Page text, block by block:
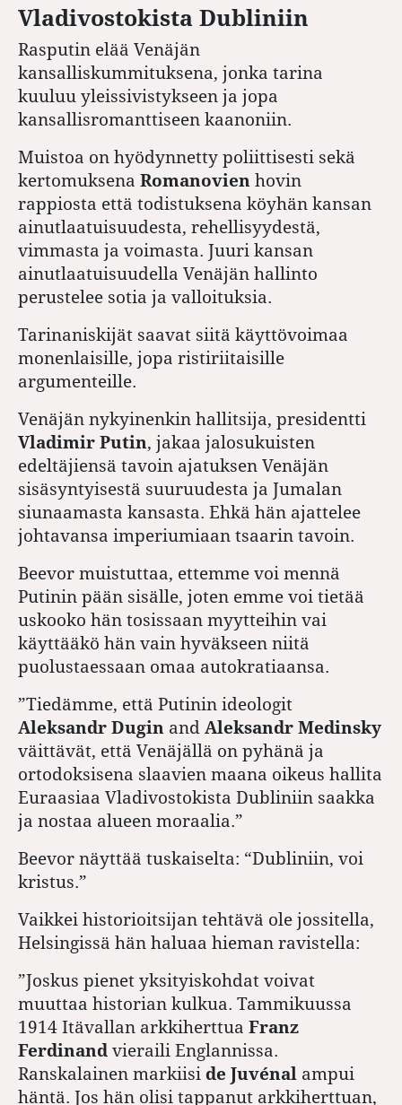
Vladivostokista Dubliniin
Rasputin elää Venäjän
kansalliskummituksena, jonka tarina
kuuluu yleissivistykseen ja jopa
kansallisromanttiseen kaanoniin.
Muistoa on hyödynnetty poliittisesti sekä
kertomuksena Romanovien hovin
rappiosta että todistuksena köyhän kansan
ainutlaatuisuudesta, rehellisyydestä,
vimmasta ja voimasta. Juuri kansan
ainutlaatuisuudella Venäjän hallinto
perustelee sotia ja valloituksia.
Tarinaniskijät saavat siitä käyttövoimaa
monenlaisille, jopa ristiriitaisille
argumenteille.
Venäjän nykyinenkin hallitsija, presidentti
Vladimir Putin, jakaa jalosukuisten
edeltäjiensä tavoin ajatuksen Venäjän
sisäsyntyisestä suuruudesta ja Jumalan
siunaamasta kansasta. Ehkä hän ajattelee
johtavansa imperiumiaan tsaarin tavoin.
Beevor muistuttaa, ettemme voi mennä
Putinin pään sisälle, joten emme voi tietää
uskooko hän tosissaan myytteihin vai
käyttääkö hän vain hyväkseen niitä
puolustaessaan omaa autokratiaansa.
”Tiedämme, että Putinin ideologit
Aleksandr Dugin and Aleksandr Medinsky
väittävät, että Venäjällä on pyhänä ja
ortodoksisena slaavien maana oikeus hallita
Euraasiaa Vladivostokista Dubliniin saakka
ja nostaa alueen moraalia.”
Beevor näyttää tuskaiselta: “Dubliniin, voi
kristus.”
Vaikkei historioitsijan tehtävä ole jossitella,
Helsingissä hän haluaa hieman ravistella:
”Joskus pienet yksityiskohdat voivat
muuttaa historian kulkua. Tammikuussa
1914 Itävallan arkkiherttua Franz
Ferdinand vieraili Englannissa.
Ranskalainen markiisi de Juvénal ampui
häntä. Jos hän olisi tappanut arkkiherttuan,